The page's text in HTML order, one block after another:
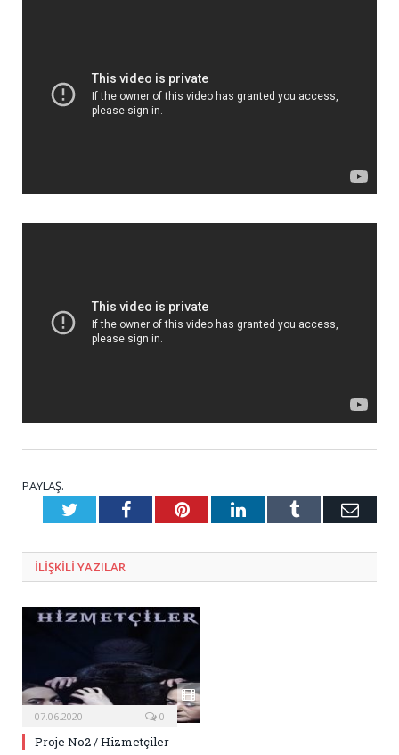
PAYLAŞ.
TwitterFacebookPinterestLinkedInTumblr E-
ILIŞKILI YAZILAR
07.06.2020 0
Proje No2 / Hizmetçiler